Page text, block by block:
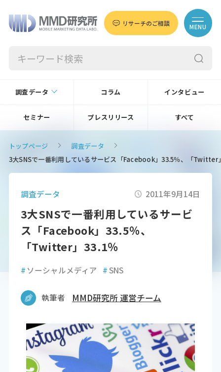
リサーチのご相談 MENU
調査データ コラム インタビュー
セミナー プレスリリース すべて
トップページ
調査データ
3大SNSで一番利用しているサービス「Facebook」33.5％、「Twitter
調査データ 2011年9月14日
3大SNSで一番利用しているサービ
ス「Facebook」33.5％、
「Twitter」33.1％
# ソーシャルメディア #SNS
執筆者 MMD研究所 運営チーム